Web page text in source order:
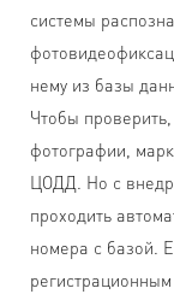
системы
нему из базы
Чтобы
фотографии,
ЦОДД. Но с
проходить
номера с базой.